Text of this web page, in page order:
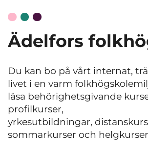
Ädelfors
Du kan bo på vårt internat,
livet i en varm
läsa behörighetsgivande
profilkurser,
yrkesutbildningar,
sommarkurser och